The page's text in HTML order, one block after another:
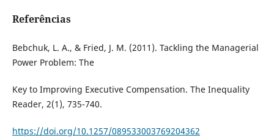
Referências
Bebchuk, L. A., & Fried, J. M. (2011). Tackling the Managerial
Power Problem: The
Key to Improving Executive Compensation. The Inequality
Reader, 2(1), 735-740.
https://doi.org/10.1257/089533003769204362